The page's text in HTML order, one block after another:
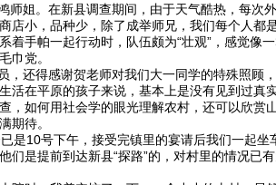
师姐。在新县调查期间，由于天气酷热，每次
店小，品种少，除了成举师兄，我们每个人
着手帕一起行动时，队伍颇为“壮观”，感觉
巾党。
，还得感谢贺老师对我们大一同学的特殊照顾
活在平原的孩子来说，基本上是没有见到过
，如何用社会学的眼光理解农村，还可以欣
期待。
是10号下午，接受完镇里的宴请后我们一起
们是提前到达新县“探路”的，对村里的情况